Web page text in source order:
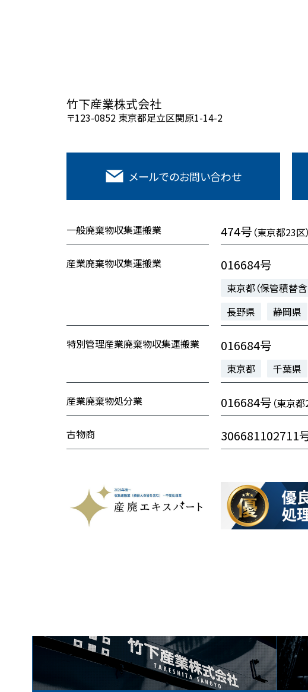
竹下産業株式会社
〒123-0852 東京都足立区関原1-14-2
メールでのお問い合わせ
一般廃棄物収集運搬業 474号 （東京都23区）
産業廃棄物収集運搬業 016684号
東京都（保管積替含
長野県
静岡県
特別管理産業廃棄物収集運搬業 016684号
東京都 千葉県
産業廃棄物処分業 016684号 （東京都
古物商 306681102711